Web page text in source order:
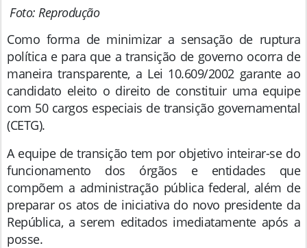
Foto: Reprodução
Como forma de minimizar a sensação de ruptura
política e para que a transição de governo ocorra de
maneira transparente, a Lei 10.609/2002 garante ao
candidato eleito o direito de constituir uma equipe
com 50 cargos especiais de transição governamental
(CETG).
A equipe de transição tem por objetivo inteirar-se do
funcionamento dos órgãos e entidades que
compõem a administração pública federal, além de
preparar os atos de iniciativa do novo presidente da
República, a serem editados imediatamente após a
posse.